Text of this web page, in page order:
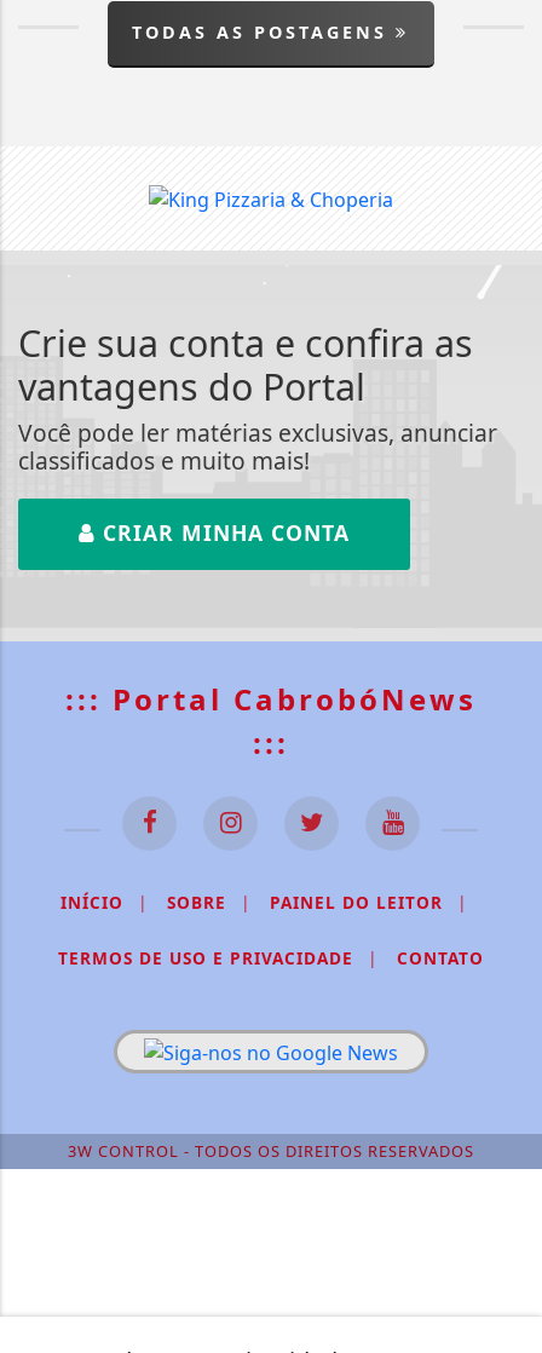
TODAS AS POSTAGENS
Crie sua conta e confira as
vantagens do Portal
Você pode ler matérias exclusivas, anunciar
classificados e muito mais!
CRIAR MINHA CONTA
::: Portal CabrobóNews
:::
INÍCIO | SOBRE | PAINEL DO LEITOR |
TERMOS DE USO E PRIVACIDADE | CONTATO
3W CONTROL - TODOS OS DIREITOS RESERVADOS